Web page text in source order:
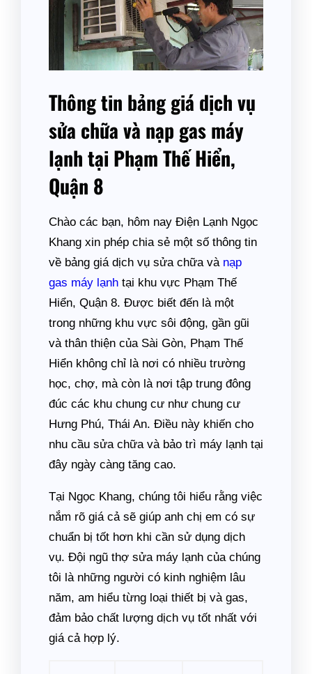
Thông tin bảng giá dịch vụ
sửa chữa và nạp gas máy
lạnh tại Phạm Thế Hiển,
Quận 8
Chào các bạn, hôm nay Điện Lạnh Ngọc
Khang xin phép chia sẻ một số thông tin
về bảng giá dịch vụ sửa chữa và nạp
gas máy lạnh tại khu vực Phạm Thế
Hiển, Quận 8. Được biết đến là một
trong những khu vực sôi động, gần gũi
và thân thiện của Sài Gòn, Phạm Thế
Hiển không chỉ là nơi có nhiều trường
học, chợ, mà còn là nơi tập trung đông
đúc các khu chung cư như chung cư
Hưng Phú, Thái An. Điều này khiến cho
nhu cầu sửa chữa và bảo trì máy lạnh tại
đây ngày càng tăng cao.
Tại Ngọc Khang, chúng tôi hiểu rằng việc
nắm rõ giá cả sẽ giúp anh chị em có sự
chuẩn bị tốt hơn khi cần sử dụng dịch
vụ. Đội ngũ thợ sửa máy lạnh của chúng
tôi là những người có kinh nghiệm lâu
năm, am hiểu từng loại thiết bị và gas,
đảm bảo chất lượng dịch vụ tốt nhất với
giá cả hợp lý.